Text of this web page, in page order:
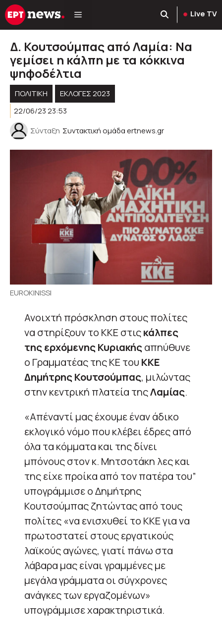
Μετάβαση
σε
Live TV
Δ. Κουτσούμπας από Λαμία: Να
γεμίσει η κάλπη με τα κόκκινα
ψηφοδέλτια
ΠΟΛΙΤΙΚΉ
ΕΚΛΟΓΈΣ 2023
22/06/23 23:53
Σύνταξη Συντακτική ομάδα ertnews.gr
EUROKINISSI
Ανοιχτή πρόσκληση στους πολίτες
να στηρίξουν το ΚΚΕ στιςκάλπες
της ερχόμενης Κυριακήςαπηύθυνε
ο Γραμματέας της ΚΕ του ΚΚΕ
Δημήτρης Κουτσούμπας, μιλώντας
στην κεντρική πλατεία τηςΛαμίας.
«Απέναντί μας έχουμε έναν άδικο
εκλογικό νόμο που κλέβει έδρες από
όλα τα κόμματα και της δίνει
μπόνους στον κ. Μητσοτάκη λες και
της είχε προίκα από τον πατέρα του”
υπογράμμισε ο Δημήτρης
Κουτσούμπας ζητώντας από τους
πολίτες «να ενισχυθεί το ΚΚΕ για να
πρωτοστατεί στους εργατικούς
λαϊκούς αγώνες, γιατί πάνω στα
λάβαρα μας είναι γραμμένες με
μεγάλα γράμματα οι σύγχρονες
ανάγκες των εργαζομένων»
υπογράμμισε χαρακτηριστικά.